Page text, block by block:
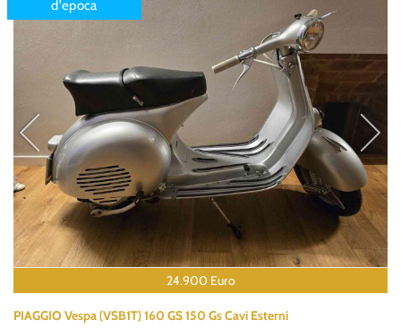
24.900 Euro
d'epoca
PIAGGIO Vespa (VSB1T) 160 GS 150 Gs Cavi Esterni